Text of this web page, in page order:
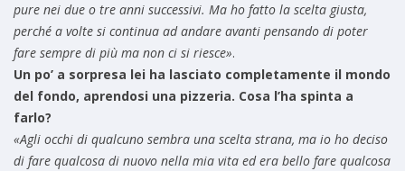
pure nei due o tre anni successivi. Ma ho fatto la scelta giusta,
perché a volte si continua ad andare avanti pensando di poter
fare sempre di più ma non ci si riesce».
Un po’ a sorpresa lei ha lasciato completamente il mondo
del fondo, aprendosi una pizzeria. Cosa l’ha spinta a
farlo?
«Agli occhi di qualcuno sembra una scelta strana, ma io ho deciso
di fare qualcosa di nuovo nella mia vita ed era bello fare qualcosa